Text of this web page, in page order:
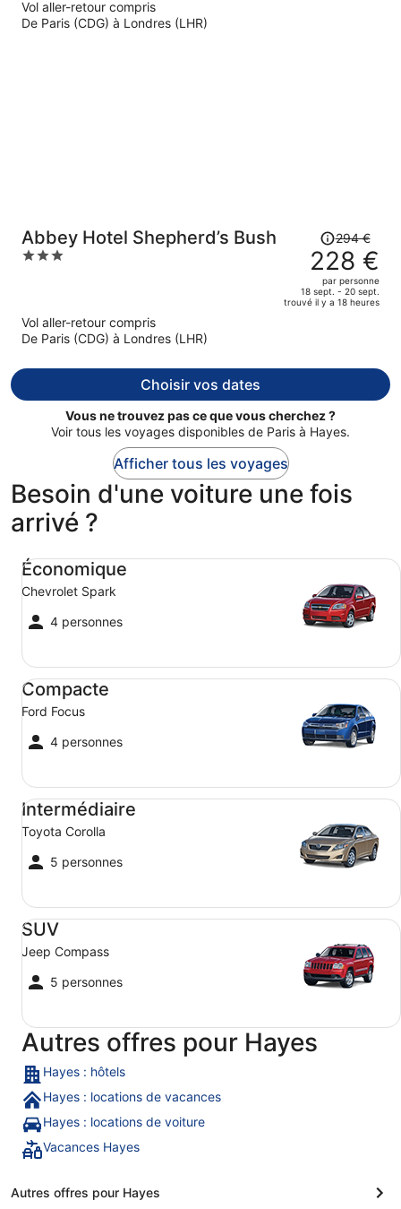
Vol aller-retour compris
De Paris (CDG) à Londres (LHR)
Abbey Hotel Shepherd’s Bush
3
Le
prix
était
de
294 €.
maintenant
228 €
par
294 €
228 €
par personne
18 sept. - 20 sept.
trouvé il y a 18 heures
Vol aller-retour compris
De Paris (CDG) à Londres (LHR)
Choisir vos dates
Vous ne trouvez pas ce que vous cherchez ?
Voir tous les voyages disponibles de Paris à Hayes.
Afficher tous les voyages
Besoin d'une voiture une fois
arrivé ?
Économique
Chevrolet Spark
4 personnes
Économique Chevrolet Spark
Compacte
Ford Focus
4 personnes
Compacte Ford Focus
Intermédiaire
Toyota Corolla
5 personnes
Intermédiaire Toyota Corolla
SUV
Jeep Compass
5 personnes
SUV Jeep Compass
Autres offres pour Hayes
Hayes : hôtels
Hayes : locations de vacances
Hayes : locations de voiture
Vacances Hayes
Autres offres pour Hayes